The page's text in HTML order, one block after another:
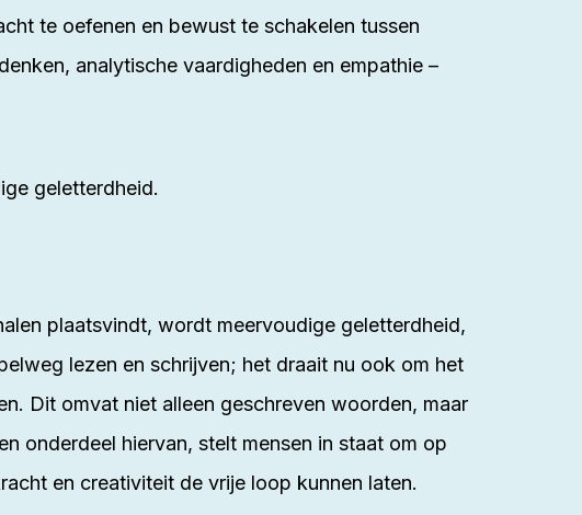
te oefenen en bewust te schakelen tussen
analytische vaardigheden en empathie –
geletterdheid.
plaatsvindt, wordt meervoudige geletterdheid,
lezen en schrijven; het draait nu ook om het
Dit omvat niet alleen geschreven woorden, maar
onderdeel hiervan, stelt mensen in staat om op
en creativiteit de vrije loop kunnen laten.